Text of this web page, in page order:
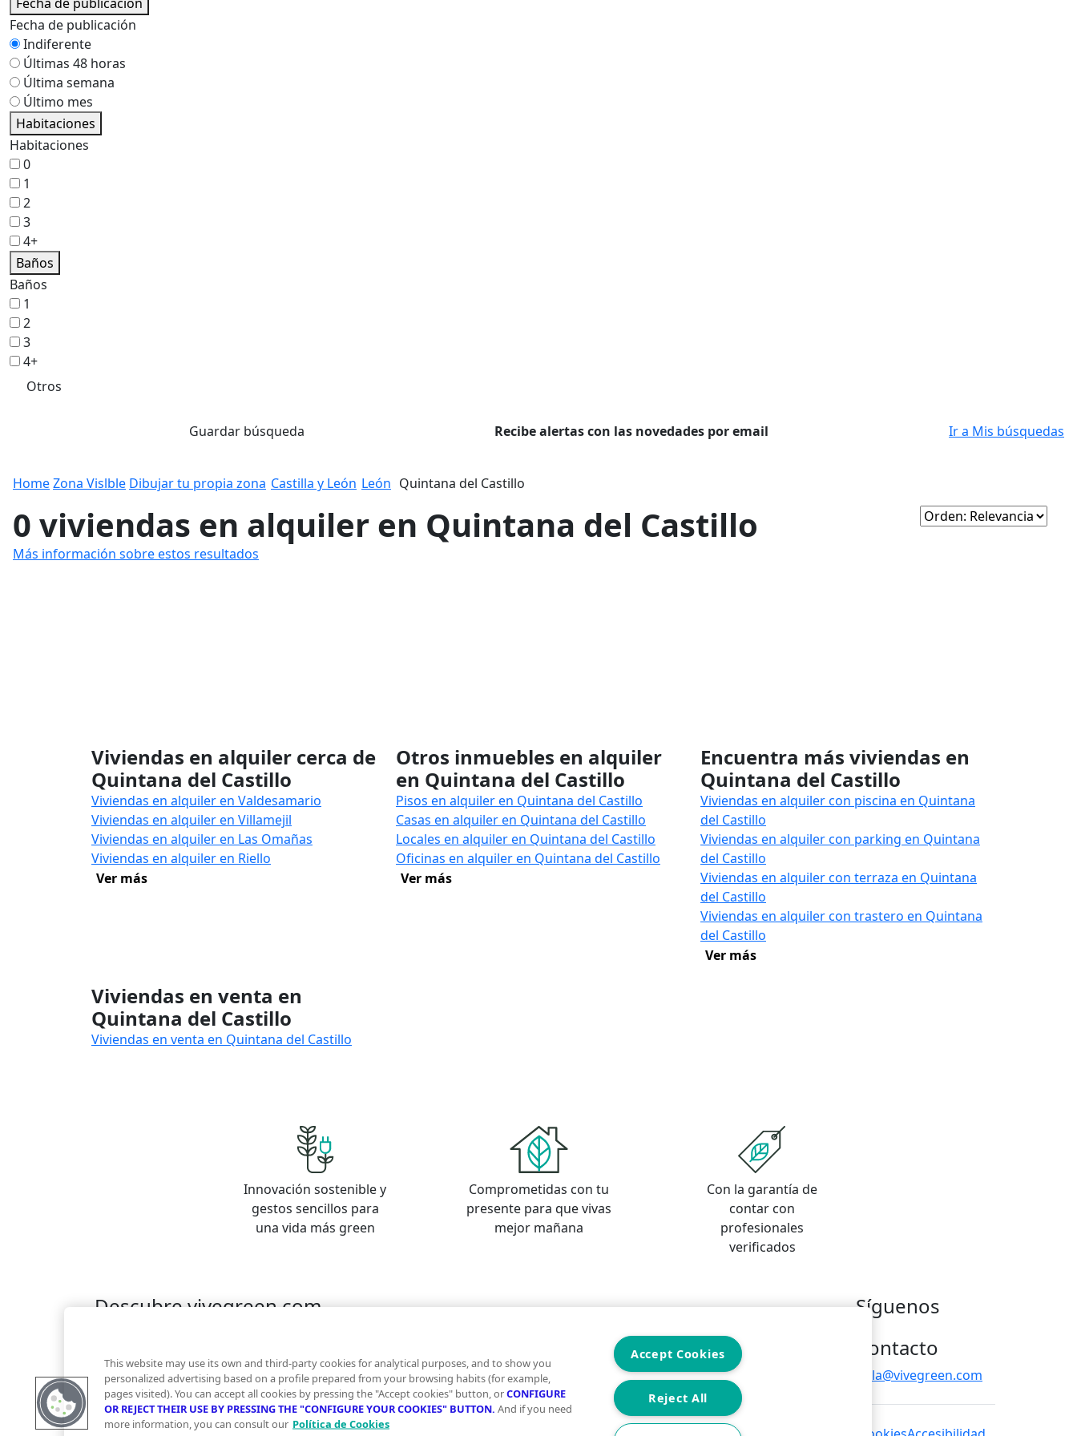
Fecha de publicación
Indiferente
Últimas 48 horas
Última semana
Último mes
Habitaciones
Habitaciones
0
1
2
3
4+
Baños
Baños
1
2
3
4+
Otros
Guardar búsqueda Recibe alertas con las novedades por email Ir a Mis búsquedas
HomeZona Vislble Dibujar tu propia zona Castilla y León León Quintana del Castillo
0 viviendas en alquiler en Quintana del Castillo
Más información sobre estos resultados
Viviendas en alquiler cerca de
Quintana del Castillo
Viviendas en alquiler en Valdesamario
Viviendas en alquiler en Villamejil
Viviendas en alquiler en Las Omañas
Viviendas en alquiler en Riello
Ver más
Otros inmuebles en alquiler
en Quintana del Castillo
Pisos en alquiler en Quintana del Castillo
Casas en alquiler en Quintana del Castillo
Locales en alquiler en Quintana del Castillo
Oficinas en alquiler en Quintana del Castillo
Ver más
Encuentra más viviendas en
Quintana del Castillo
Viviendas en alquiler con piscina en Quintana
del Castillo
Viviendas en alquiler con parking en Quintana
del Castillo
Viviendas en alquiler con terraza en Quintana
del Castillo
Viviendas en alquiler con trastero en Quintana
del Castillo
Ver más
Viviendas en venta en
Quintana del Castillo
Viviendas en venta en Quintana del Castillo
Innovación sostenible y
gestos sencillos para
una vida más green
Comprometidas con tu
presente para que vivas
mejor mañana
Con la garantía de
contar con
profesionales
verificados
Descubre vivegreen.com
Financiación
Síguenos
Contacto
hola@vivegreen.com
This website may use its own and third-party cookies for analytical purposes, and to show you
personalized advertising based on a profile prepared from your browsing habits (for example,
pages visited). You can accept all cookies by pressing the "Accept cookies" button, orCONFIGURE
OR REJECT THEIR USE BY PRESSING THE "CONFIGURE YOUR COOKIES" BUTTON. And if you need
more information, you can consult our Política de Cookies
Accept Cookies
Reject All